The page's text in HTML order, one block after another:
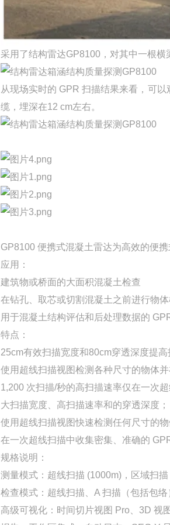
采用了结构雷达GP8100，对其中一根横
从现场实时的 GPR 扫描结果来看，可
缆，埋深在12 cm左右。
GP8100 便携式混凝土雷达为高效的便
应用：
建筑物或桥面的大面积混凝土检查
在钻孔、取芯或切割混凝土之前进行物
用于混凝土结构评估和后处理数据的
特点：
25cm有效扫描宽度和80cm穿透深度提
使用超线扫描视图检测各种尺寸的物体
1,200 次扫描/秒的高扫描速率仅在一次
大扫描宽度、高扫描速率和的穿透深度；
使用超线扫描视图快速检测任何尺寸的物
在一次超线扫描中收集密集、准确的
规格说明：
测量模式：超线扫描 (1000m)，区域扫描
检查模式：超线扫描、A 扫描（包括包
高级可视化：时间切片视图 Pro、3D 视